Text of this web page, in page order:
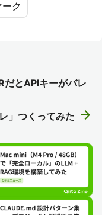
ク
だとAPIキーがバレ
arrow_forward
」つくってみた